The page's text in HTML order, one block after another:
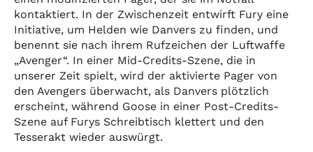
kontaktiert. In der Zwischenzeit entwirft Fury eine
Initiative, um Helden wie Danvers zu finden, und
benennt sie nach ihrem Rufzeichen der Luftwaffe
„Avenger“. In einer Mid-Credits-Szene, die in
unserer Zeit spielt, wird der aktivierte Pager von
den Avengers überwacht, als Danvers plötzlich
erscheint, während Goose in einer Post-Credits-
Szene auf Furys Schreibtisch klettert und den
Tesserakt wieder auswürgt.